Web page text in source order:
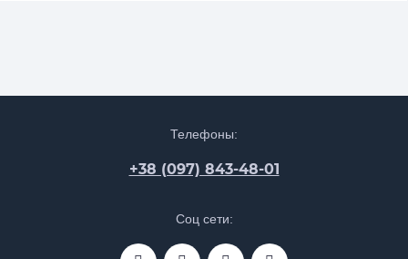
Телефоны:
+38 (097) 843-48-01
Соц сети: